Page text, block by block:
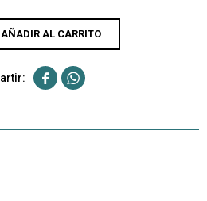
AÑADIR AL CARRITO
 